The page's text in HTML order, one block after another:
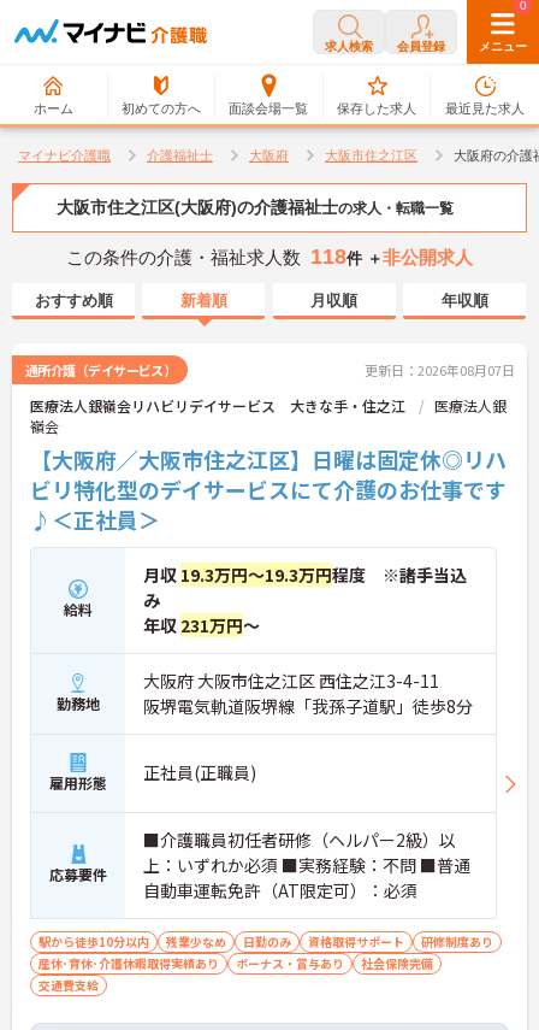
求人検索 会員登録 メニュー
ホーム 初めての方へ 面談会場一覧
0
保存した求人
0
最近見た求人
マイナビ介護職 介護福祉士 大阪府 大阪市住之江区 大阪府の介護
大阪市住之江区(大阪府)の介護福祉士の求人・転職一覧
この条件の介護・福祉求人数 118件 ＋非公開求人
おすすめ順 新着順 月収順 年収順
通所介護（デイサービス） 更新日：2026年08月07日
医療法人銀嶺会リハビリデイサービス 大きな手・住之江
医療法人銀
嶺会
【大阪府／大阪市住之江区】日曜は固定休◎リハ
ビリ特化型のデイサービスにて介護のお仕事です
♪＜正社員＞
給料
月収 19.3万円～19.3万円程度 ※諸手当込
み
年収 231万円～
勤務地
大阪府 大阪市住之江区 西住之江3-4-11
阪堺電気軌道阪堺線「我孫子道駅」徒歩8分
雇用形態 正社員(正職員)
応募要件
■介護職員初任者研修（ヘルパー2級）以
上：いずれか必須 ■実務経験：不問 ■普通
自動車運転免許（AT限定可）：必須
駅から徒歩10分以内 残業少なめ 日勤のみ 資格取得サポート
研修制度あり
産休･育休･介護休暇取得実績あり
ボーナス・賞与あり
社会保険完備
交通費支給